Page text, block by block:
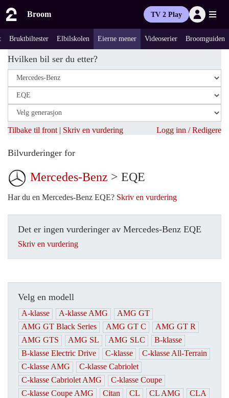
Broom TV 2 Play
Bruktbiltester Elbilskolen Eierne mener Videoserier Broomguiden
Hvilken bil ser du etter?
Tilbake til front | Skriv en vurdering Logg inn / Redigere
Bilvurderinger for
Mercedes-Benz > EQE
Har du en Mercedes-Benz EQE? Skriv en vurdering
Det er ingen vurderinger av Mercedes-Benz EQE
Skriv en vurdering
Velg en modell
A-klasse A-klasse AMG
AMG GT
AMG GT Black Series
AMG GT C
AMG GT R
AMG GTS
AMG SL AMG SLC
B-klasse
B-klasse Electric Drive
C-klasse
C-klasse All-Terrain
C-klasse AMG
C-klasse Cabriolet
C-klasse Cabriolet AMG
C-klasse Coupe
C-klasse Coupe AMG
Citan CL CL AMG
CLA